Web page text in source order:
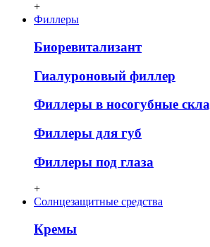
+
Филлеры
Биоревитализант
Гиалуроновый филлер
Филлеры в носогубные
Филлеры для губ
Филлеры под глаза
+
Солнцезащитные средства
Кремы